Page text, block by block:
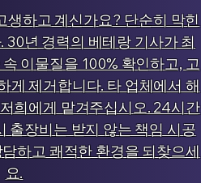
생하고 계신가요? 단순히 막힌
30년 경력의 베테랑 기사가 최
이물질을 100% 확인하고, 고
게 제거합니다. 타 업체에서 해
희에게 맡겨주십시오. 24시간
출장비는 받지 않는 책임 시공
하고 쾌적한 환경을 되찾으세
요.